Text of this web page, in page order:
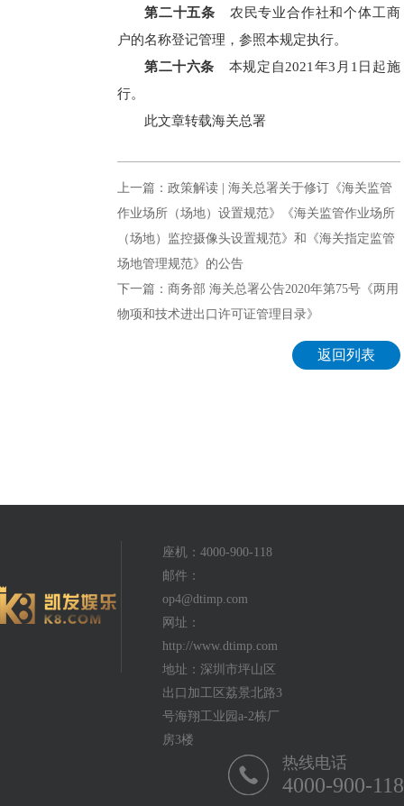
第二十五条 农民专业合作社和个体工商
户的名称登记管理，参照本规定执行。
第二十六条 本规定自2021年3月1日起施
行。
此文章转载海关总署
上一篇：政策解读 | 海关总署关于修订《海关监管
作业场所（场地）设置规范》《海关监管作业场所
（场地）监控摄像头设置规范》和《海关指定监管
场地管理规范》的公告
下一篇：商务部 海关总署公告2020年第75号《两用
物项和技术进出口许可证管理目录》
返回列表
座机：4000-900-118
邮件：
op4@dtimp.com
网址：
http://www.dtimp.com
地址：深圳市坪山区
出口加工区荔景北路3
号海翔工业园a-2栋厂
房3楼
热线电话
4000-900-118